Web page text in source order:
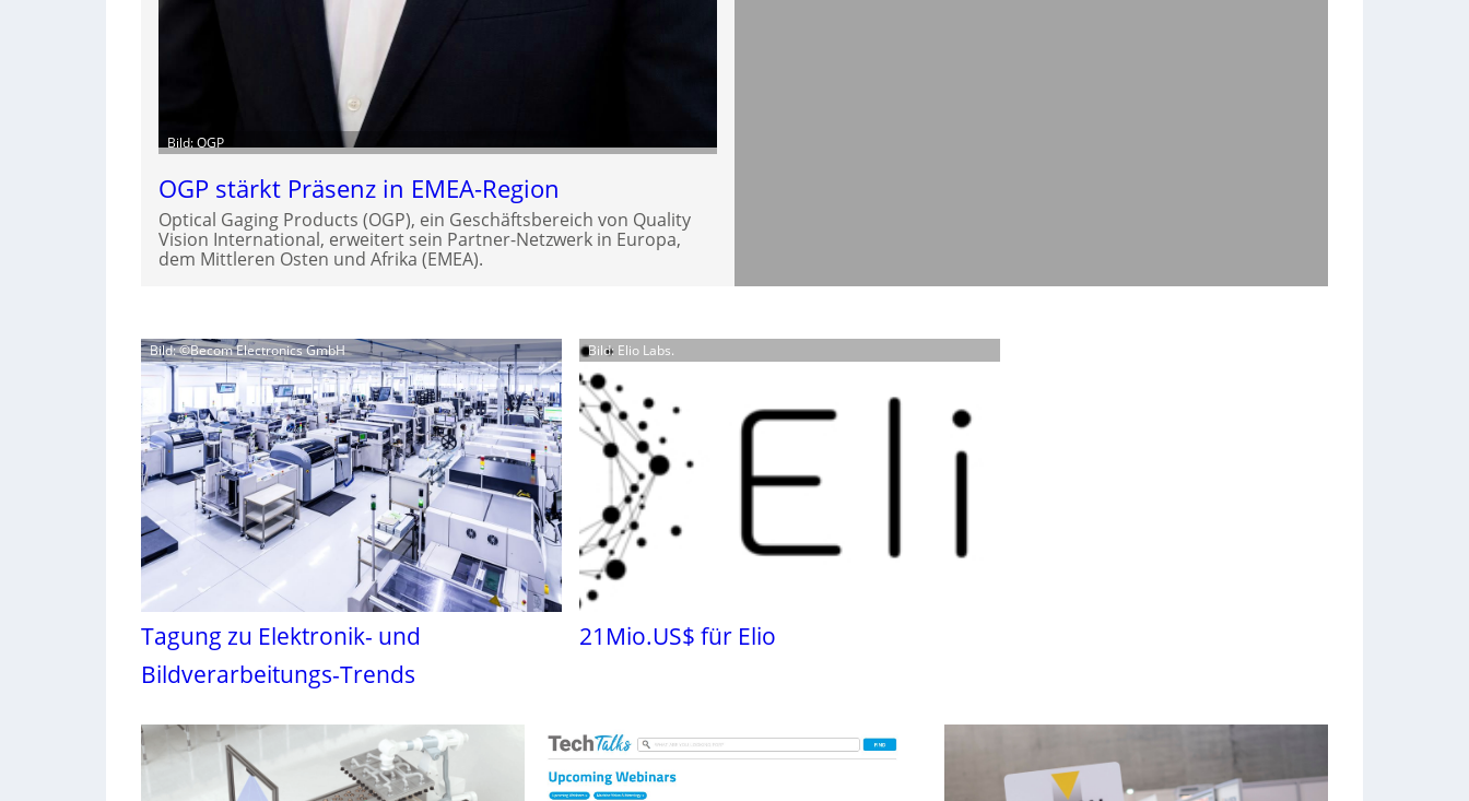
Bild: OGP
OGP stärkt Präsenz in EMEA-Region
Optical Gaging Products (OGP), ein Geschäftsbereich von Quality
Vision International, erweitert sein Partner-Netzwerk in Europa,
dem Mittleren Osten und Afrika (EMEA).
Bild: ©Becom Electronics GmbH
Tagung zu Elektronik- und
Bildverarbeitungs-Trends
Bild: Elio Labs.
21Mio.US$ für Elio